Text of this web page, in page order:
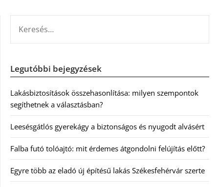
Legutóbbi bejegyzések
Lakásbiztosítások összehasonlítása: milyen szempontok
segíthetnek a választásban?
Leesésgátlós gyerekágy a biztonságos és nyugodt alvásért
Falba futó tolóajtó: mit érdemes átgondolni felújítás előtt?
Egyre több az eladó új építésű lakás Székesfehérvár szerte